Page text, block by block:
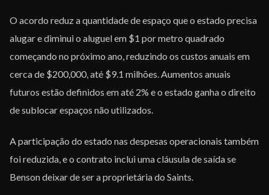
O acordo reduz a quantidade de espaço que o estado precisa
alugar e diminui o aluguel em $1 por metro quadrado
começando no próximo ano, reduzindo os custos anuais em
cerca de $200,000, até $9.1 milhões. Aumentos anuais
futuros estão definidos em até 2% e o estado ganha o direito
de sublocar espaços não utilizados.
A participação do estado nas despesas operacionais também
foi reduzida, e o contrato inclui uma cláusula de saída se
Benson deixar de ser a proprietária do Saints.